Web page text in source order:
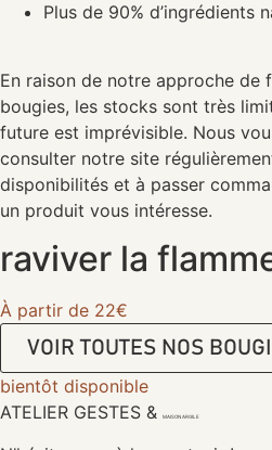
Plus de 90% d’ingrédients
En raison de notre approche de
bougies, les stocks sont très
future est imprévisible. Nous
consulter notre site
disponibilités et à passer
un produit vous intéresse.
raviver la
À partir de 22€
VOIR TOUTES NOS
bientôt disponible
ATELIER GESTES &
MAISON ARGILE